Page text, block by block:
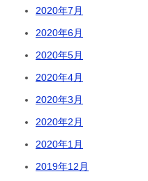
2020年7月
2020年6月
2020年5月
2020年4月
2020年3月
2020年2月
2020年1月
2019年12月